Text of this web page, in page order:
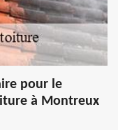
pour le
à Montreux